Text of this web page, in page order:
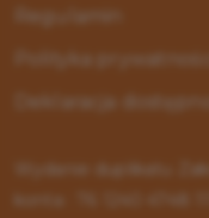
Deklaracja
Wydanie duplikatu